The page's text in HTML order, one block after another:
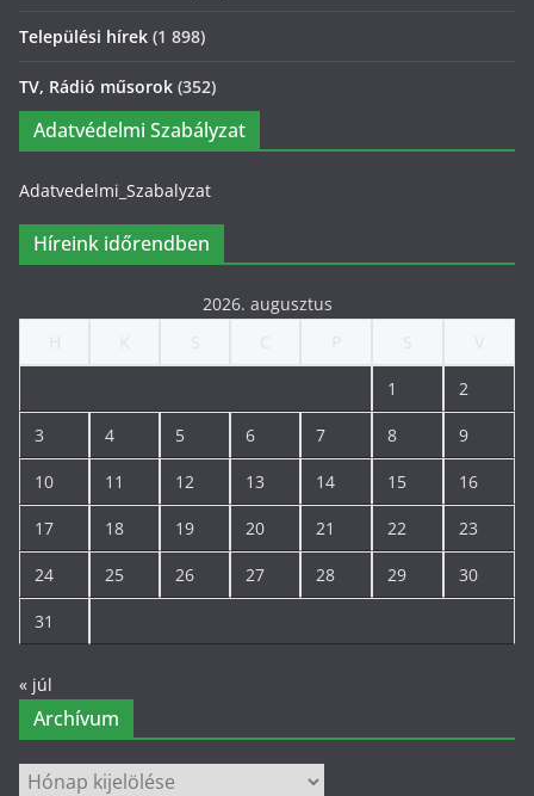
Települési hírek (1 898)
TV, Rádió műsorok (352)
Adatvédelmi Szabályzat
Adatvedelmi_Szabalyzat
Híreink időrendben
2026. augusztus
1 2
3 4 5 6 7 8 9
10 11 12 13 14 15 16
17 18 19 20 21 22 23
24 25 26 27 28 29 30
31
« júl
Archívum
Archívum